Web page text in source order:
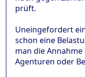
prüft.
Uneingefordert
schon eine
man die
Agenturen oder